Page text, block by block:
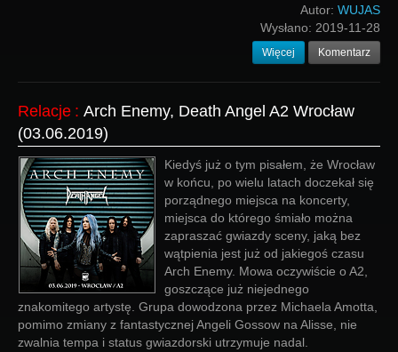
Autor: WUJAS
Wysłano: 2019-11-28
Więcej Komentarz
Relacje : Arch Enemy, Death Angel A2 Wrocław
(03.06.2019)
Kiedyś już o tym pisałem, że Wrocław
w końcu, po wielu latach doczekał się
porządnego miejsca na koncerty,
miejsca do którego śmiało można
zapraszać gwiazdy sceny, jaką bez
wątpienia jest już od jakiegoś czasu
Arch Enemy. Mowa oczywiście o A2,
goszczące już niejednego
znakomitego artystę. Grupa dowodzona przez Michaela Amotta,
pomimo zmiany z fantastycznej Angeli Gossow na Alisse, nie
zwalnia tempa i status gwiazdorski utrzymuje nadal.